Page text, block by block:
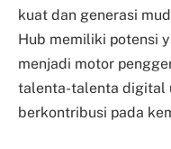
kuat dan generasi
Hub memiliki potensi
menjadi motor
talenta-talenta digital
berkontribusi pada